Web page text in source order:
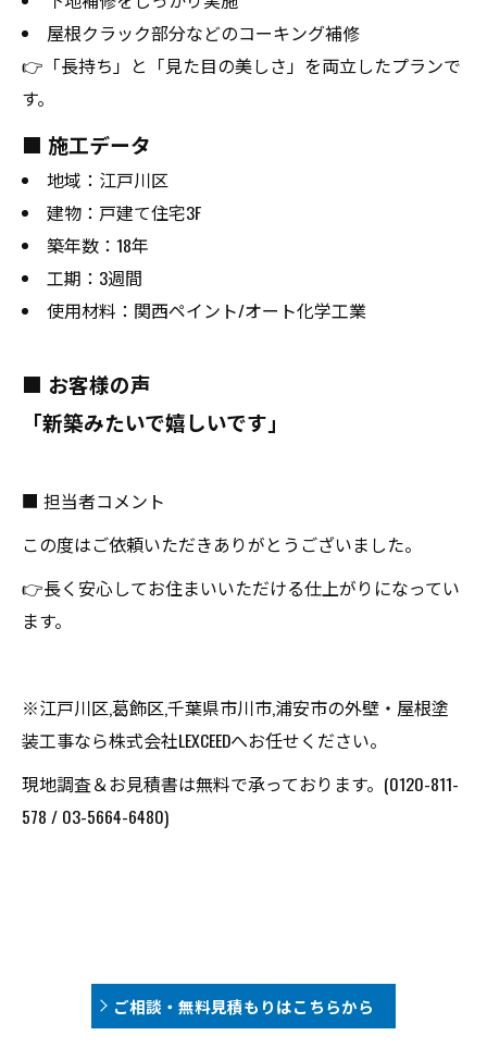
屋根クラック部分などのコーキング補修
👉「長持ち」と「見た目の美しさ」を両立したプランで
す。
■ 施工データ
地域：江戸川区
建物：戸建て住宅3F
築年数：18年
工期：3週間
使用材料：関西ペイント/オート化学工業
■ お客様の声
「新築みたいで嬉しいです」
■ 担当者コメント
この度はご依頼いただきありがとうございました。
👉長く安心してお住まいいただける仕上がりになってい
ます。
※江戸川区,葛飾区,千葉県市川市,浦安市の外壁・屋根塗
装工事なら株式会社LEXCEEDへお任せください。
現地調査＆お見積書は無料で承っております。(0120-811-
578 / 03-5664-6480)
ご相談・無料見積もりはこちらから